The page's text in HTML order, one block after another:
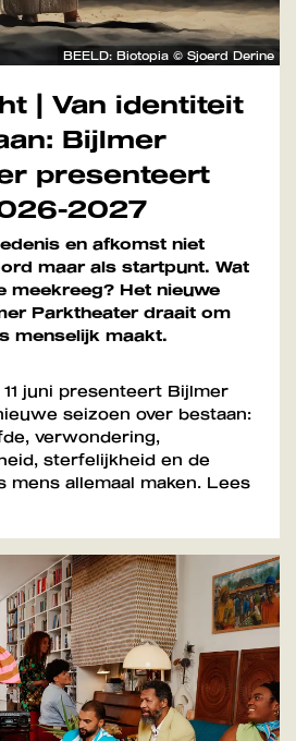
BEELD: Biotopia © Sjoerd Derine
| Van identiteit
Bijlmer
presenteert
2027
en afkomst niet
maar als startpunt. Wat
meekreeg? Het nieuwe
Parktheater draait om
menselijk maakt.
juni presenteert Bijlmer
seizoen over bestaan:
verwondering,
sterfelijkheid en de
mens allemaal maken. Lees